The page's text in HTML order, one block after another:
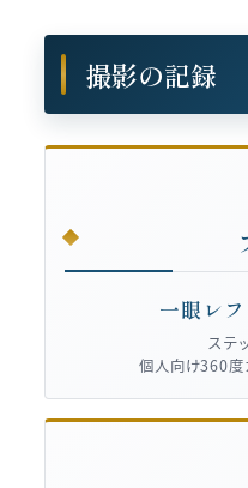
撮影の記録
一眼レ
ステ
個人向け360度